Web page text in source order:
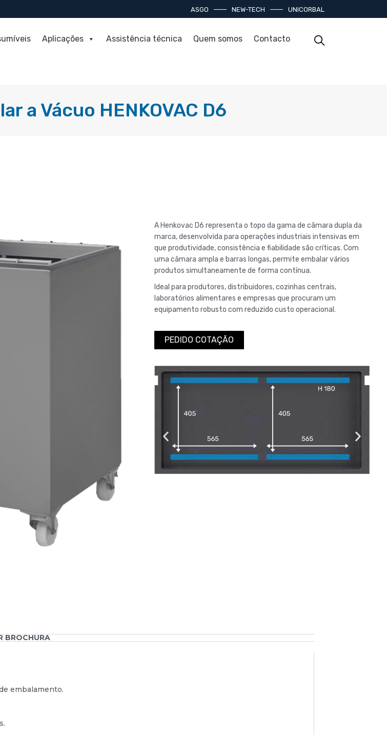
ASGO NEW-TECH UNICORBAL
Aplicações Assistência técnica Quem somos Contacto
a Vácuo HENKOVAC D6
A Henkovac D6 representa o topo da gama de câmara dupla da
marca, desenvolvida para operações industriais intensivas em
que produtividade, consistência e fiabilidade são críticas. Com
uma câmara ampla e barras longas, permite embalar vários
produtos simultaneamente de forma contínua.
Ideal para produtores, distribuidores, cozinhas centrais,
laboratórios alimentares e empresas que procuram um
equipamento robusto com reduzido custo operacional.
PEDIDO COTAÇÃO
BROCHURA
embalamento.